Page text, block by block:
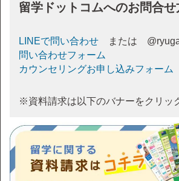
留学ドットコムへのお問合せ
LINEで問い合わせ または
問い合わせフォーム
カウンセリングお申し込みフォーム
※資料請求は以下のバナーをクリッ